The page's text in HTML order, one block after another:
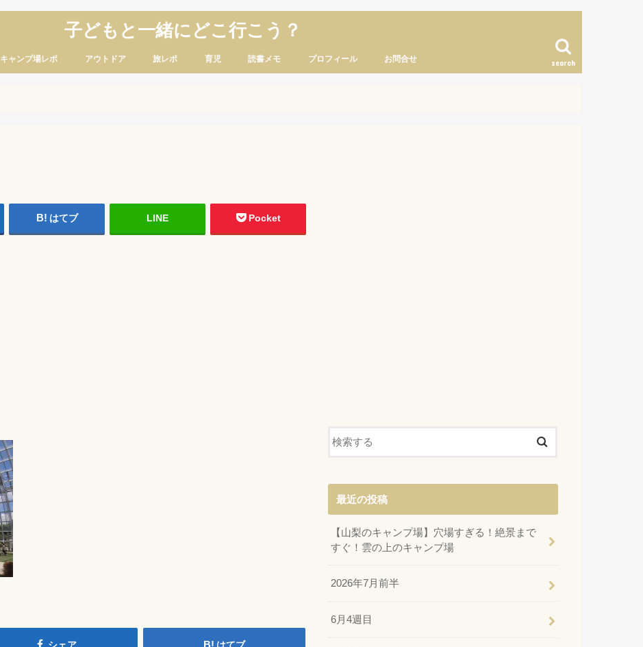
子どもと一緒にどこ行こう？
search
キャンプ場レポ アウトドア 旅レポ 育児 読書メモ プロフィール お問合せ
はてブ LINE Pocket
最近の投稿
【山梨のキャンプ場】穴場すぎる！絶景まで
すぐ！雲の上のキャンプ場
2026年7月前半
6月4週目